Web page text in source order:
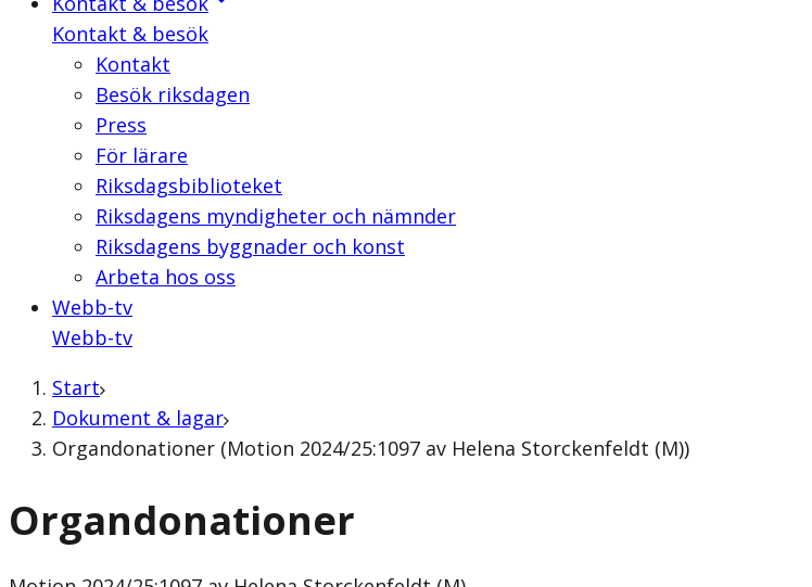
Kontakt & besök
Kontakt
Besök riksdagen
Press
För lärare
Riksdagsbiblioteket
Riksdagens myndigheter och nämnder
Riksdagens byggnader och konst
Arbeta hos oss
Webb-tv
Webb-tv
Start
Dokument & lagar
Organdonationer (Motion 2024/25:1097 av Helena Storckenfeldt (M))
Organdonationer